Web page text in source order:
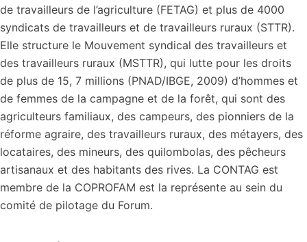
de travailleurs de l’agriculture (FETAG) et plus de 4000
syndicats de travailleurs et de travailleurs ruraux (STTR).
Elle structure le Mouvement syndical des travailleurs et
des travailleurs ruraux (MSTTR), qui lutte pour les droits
de plus de 15, 7 millions (PNAD/IBGE, 2009) d’hommes et
de femmes de la campagne et de la forêt, qui sont des
agriculteurs familiaux, des campeurs, des pionniers de la
réforme agraire, des travailleurs ruraux, des métayers, des
locataires, des mineurs, des quilombolas, des pêcheurs
artisanaux et des habitants des rives. La CONTAG est
membre de la COPROFAM est la représente au sein du
comité de pilotage du Forum.